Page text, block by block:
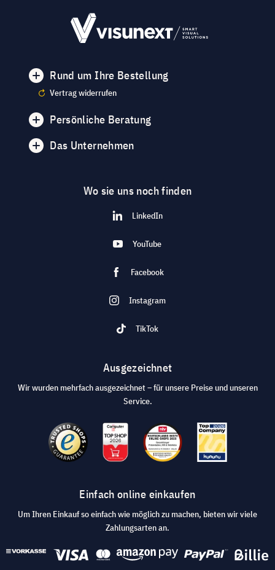
Rund um Ihre Bestellung
Vertrag widerrufen
Persönliche Beratung
Das Unternehmen
Wo sie uns noch finden
LinkedIn
YouTube
Facebook
Instagram
TikTok
Ausgezeichnet
Wir wurden mehrfach ausgezeichnet – für unsere Preise und unseren
Service.
Einfach online einkaufen
Um Ihren Einkauf so einfach wie möglich zu machen, bieten wir viele
Zahlungsarten an.